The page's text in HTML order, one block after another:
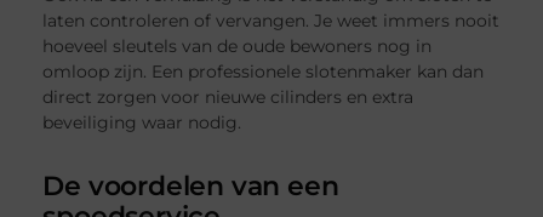
laten controleren of vervangen. Je weet immers nooit
hoeveel sleutels van de oude bewoners nog in
omloop zijn. Een professionele slotenmaker kan dan
direct zorgen voor nieuwe cilinders en extra
beveiliging waar nodig.
De voordelen van een